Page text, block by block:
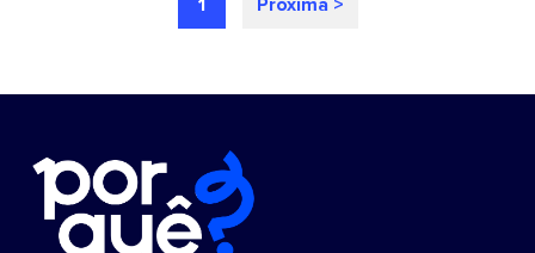
1 Próxima >